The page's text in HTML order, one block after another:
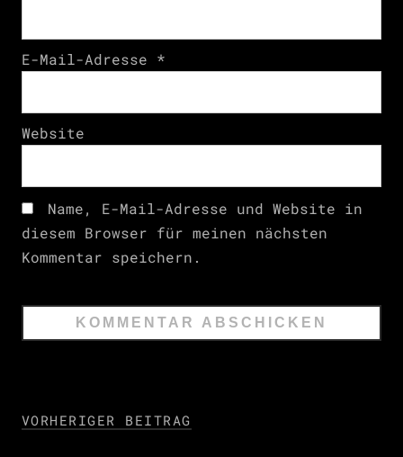
E-Mail-Adresse *
Website
Name, E-Mail-Adresse und Website in
diesem Browser für meinen nächsten
Kommentar speichern.
VORHERIGER BEITRAG